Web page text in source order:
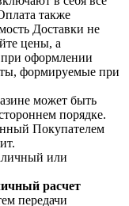
также
Доставки не
цены, а
при оформлении
формируемые при
может быть
порядке.
Покупателем
или
расчет
передачи